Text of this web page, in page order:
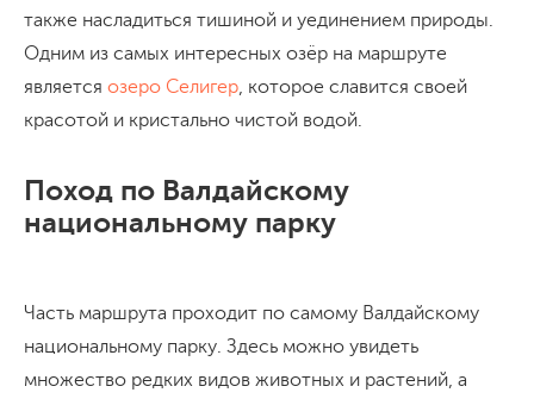
также насладиться тишиной и уединением природы.
Одним из самых интересных озёр на маршруте
является озеро Селигер, которое славится своей
красотой и кристально чистой водой.
Поход по Валдайскому
национальному парку
Часть маршрута проходит по самому Валдайскому
национальному парку. Здесь можно увидеть
множество редких видов животных и растений, а